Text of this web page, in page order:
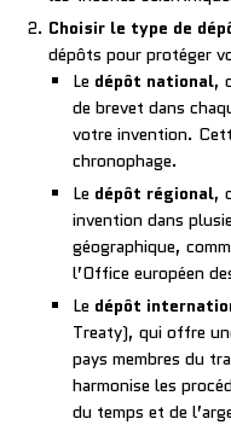
Choisir le type de
dépôts pour protéger
Le dépôt national,
de brevet dans
votre invention.
chronophage.
Le dépôt régional,
invention dans
géographique,
l’Office européen
Le dépôt
Treaty), qui offre
pays membres du
harmonise les
du temps et de